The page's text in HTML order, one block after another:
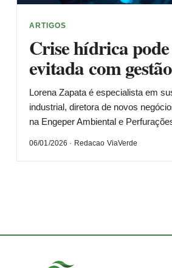
ARTIGOS
Crise hídrica
evitada com
Lorena Zapata é especialista em
industrial, diretora de novos
na Engeper Ambiental e
06/01/2026 · Redacao ViaVerde